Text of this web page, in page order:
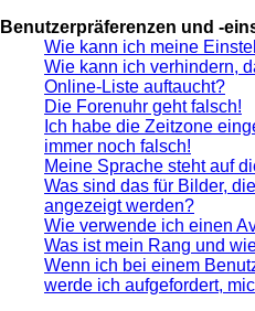
Benutzerpräferenzen und -
Wie kann ich meine
Wie kann ich verhindern,
Online-Liste auftaucht?
Die Forenuhr geht falsch!
Ich habe die Zeitzone
immer noch falsch!
Meine Sprache steht auf
Was sind das für Bilder,
angezeigt werden?
Wie verwende ich einen
Was ist mein Rang und
Wenn ich bei einem
werde ich aufgefordert,